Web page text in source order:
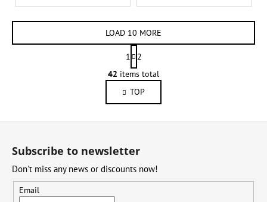
L
i
s
t
i
g
c
o
n
LOAD 10 MORE
P
a
g
i
n
a
n
1
2
42 items total
TOP
Subscribe to newsletter
Don't miss any news or discounts now!
Email